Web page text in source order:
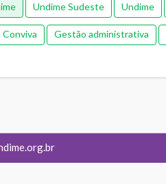
Undime Sudeste Undime
Gestão administrativa